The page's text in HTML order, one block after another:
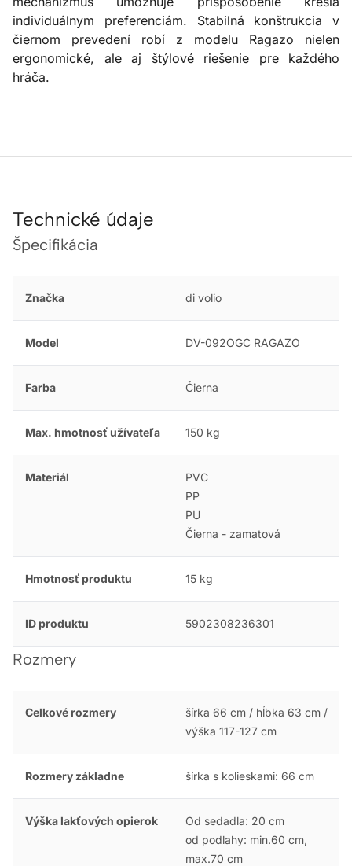
individuálnym preferenciám. Stabilná konštrukcia v
čiernom prevedení robí z modelu Ragazo nielen
ergonomické, ale aj štýlové riešenie pre každého
hráča.
Technické údaje
Špecifikácia
Značka di volio
Model DV-092OGC RAGAZO
Farba Čierna
Max. hmotnosť užívateľa 150 kg
Materiál
PVC
PP
PU
Čierna - zamatová
Hmotnosť produktu 15 kg
ID produktu 5902308236301
Rozmery
Celkové rozmery
šírka 66 cm / hĺbka 63 cm /
výška 117-127 cm
Rozmery základne šírka s kolieskami: 66 cm
Výška lakťových opierok
Od sedadla: 20 cm
od podlahy: min.60 cm,
max.70 cm